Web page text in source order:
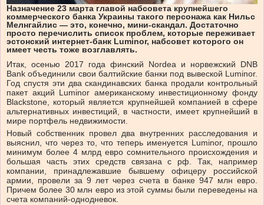
Назначение 23 марта главой набсовета крупнейшего
коммерческого банка Украины такого персонажа как Нильс
Мелнгайлис — это, конечно, мини-скандал. Достаточно
просто перечислить список проблем, которые переживает
эстонский интернет-банк Luminor, набсовет которого он
имеет честь тоже возглавлять.
Итак, осенью 2017 года финский Nordea и норвежский DNB
Bank объединили свои балтийские банки под вывеской Luminor.
Год спустя эти два скандинавских банка продали контрольный
пакет акций Luminor американскому инвестиционному фонду
Blackstone, который является крупнейшей компанией в сфере
альтернативных инвестиций, в частности, имеет крупнейший в
мире портфель недвижимости.
Новый собственник провел два внутренних расследования и
выяснил, что через то, что теперь именуется Luminor, прошло
минимум более 4 млрд евро сомнительного происхождения и
большая часть этих средств связана с рф. Так, например
компании, принадлежавшие бывшему офицеру российской
армии, провели за 9 лет через счета в банке 947 млн евро.
Причем более 30 млн евро из этой суммы были переведены на
счета компаний-однодневок.